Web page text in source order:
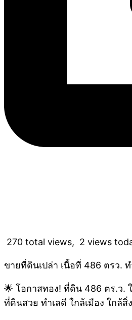
270 total views, 2 views
ขายที่ดินเปล่า เนื้อที่ 486 ตรว.
🌟 โอกาสทอง! ที่ดิน 486 ตร.ว.
ที่ดินสวย ทำเลดี ใกล้เมือง ใกล้